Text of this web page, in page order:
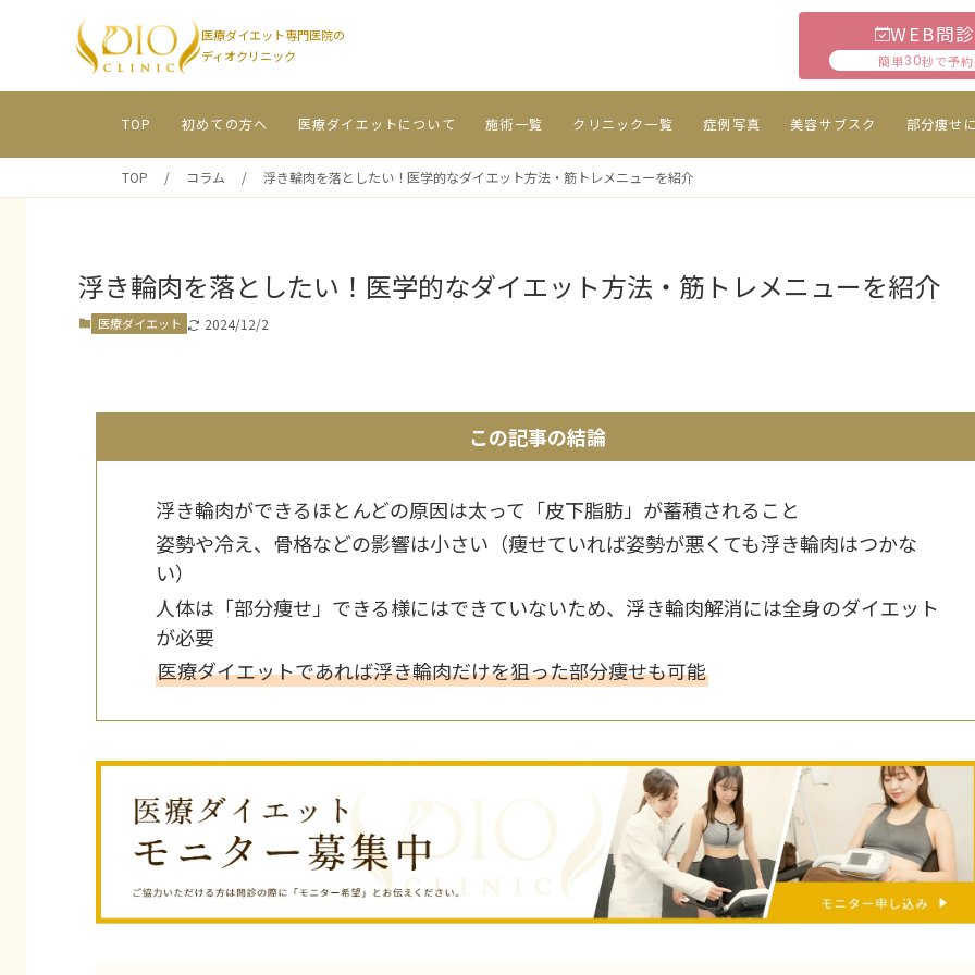
医療ダイエット専門医院の
ディオクリニック
WEB問
簡単30秒で予
TOP 初めての方へ 医療ダイエットについて 施術一覧 クリニック一覧 症例写真 美容サブスク 部分痩せ
TOP / コラム / 浮き輪肉を落としたい！医学的なダイエット方法・筋トレメニューを紹介
浮き輪肉を落としたい！医学的なダイエット方法・筋トレメニューを紹介
医療ダイエット 2024/12/2
この記事の結論
浮き輪肉ができるほとんどの原因は太って「皮下脂肪」が蓄積されること
姿勢や冷え、骨格などの影響は小さい（痩せていれば姿勢が悪くても浮き輪肉はつかな
い）
人体は「部分痩せ」できる様にはできていないため、浮き輪肉解消には全身のダイエット
が必要
医療ダイエットであれば浮き輪肉だけを狙った部分痩せも可能